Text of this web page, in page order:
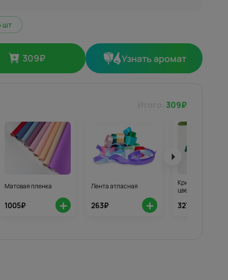
25 шт
309₽ Узнать аромат
309₽
Матовая пленка
1005₽ +
Лента атласная
263₽ +
Кризал для
цветов 3шт.
327₽